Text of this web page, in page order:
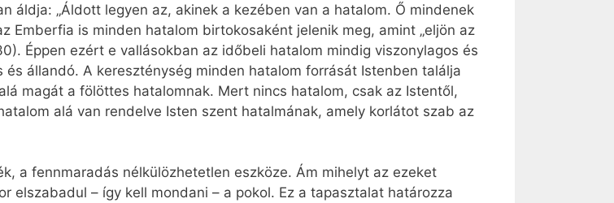
áldja: „Áldott legyen az, akinek a kezében van a hatalom. Ő mindenek
Emberfia is minden hatalom birtokosaként jelenik meg, amint „eljön az
Éppen ezért e vallásokban az időbeli hatalom mindig viszonylagos és
állandó. A kereszténység minden hatalom forrását Istenben találja
magát a fölöttes hatalomnak. Mert nincs hatalom, csak az Istentől,
alá van rendelve Isten szent hatalmának, amely korlátot szab az
a fennmaradás nélkülözhetetlen eszköze. Ám mihelyt az ezeket
elszabadul – így kell mondani – a pokol. Ez a tapasztalat határozza